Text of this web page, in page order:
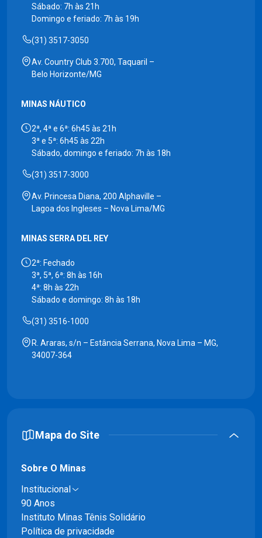
Sábado: 7h às 21h
Domingo e feriado: 7h às 19h
(31) 3517-3050
Av. Country Club 3.700, Taquaril –
Belo Horizonte/MG
MINAS NÁUTICO
2ª, 4ª e 6ª: 6h45 às 21h
3ª e 5ª: 6h45 às 22h
Sábado, domingo e feriado: 7h às 18h
(31) 3517-3000
Av. Princesa Diana, 200 Alphaville –
Lagoa dos Ingleses – Nova Lima/MG
MINAS SERRA DEL REY
2ª: Fechado
3ª, 5ª, 6ª: 8h às 16h
4ª: 8h às 22h
Sábado e domingo: 8h às 18h
(31) 3516-1000
R. Araras, s/n – Estância Serrana, Nova Lima – MG,
34007-364
Mapa do Site
Sobre O Minas
Institucional
90 Anos
Instituto Minas Tênis Solidário
Política de privacidade